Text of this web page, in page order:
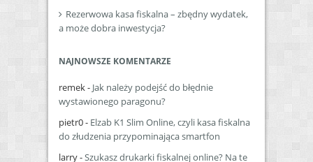
Rezerwowa kasa fiskalna – zbędny wydatek,
a może dobra inwestycja?
NAJNOWSZE KOMENTARZE
remek- Jak należy podejść do błędnie
wystawionego paragonu?
pietr0- Elzab K1 Slim Online, czyli kasa fiskalna
do złudzenia przypominająca smartfon
larry-Szukasz drukarki fiskalnej online? Na te